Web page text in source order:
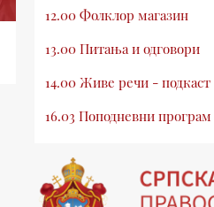
12.00 Фолклор магазин
13.00 Питања и одговори
14.00 Живе речи - подкаст
16.03 Поподневни програм
19.03 Атлас памћења